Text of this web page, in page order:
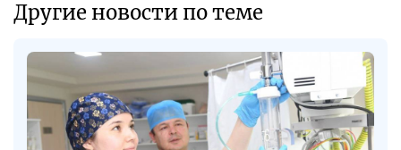
Другие новости по теме